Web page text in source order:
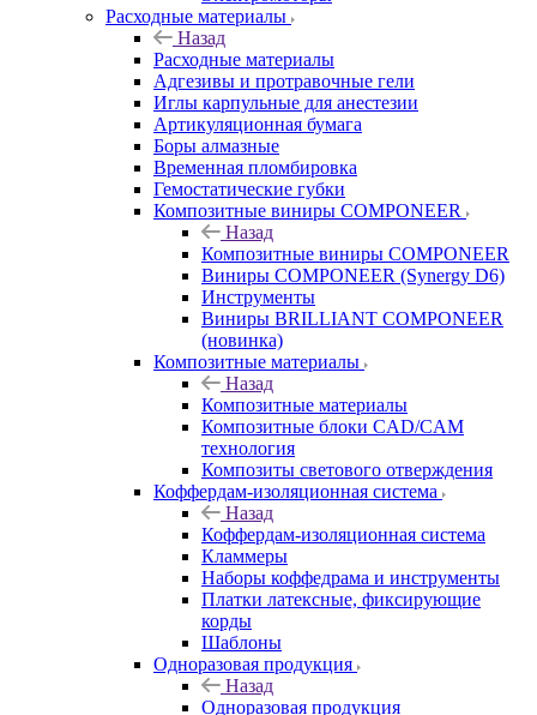
Расходные материалы
Назад
Расходные материалы
Адгезивы и протравочные гели
Иглы карпульные для анестезии
Артикуляционная бумага
Боры алмазные
Временная пломбировка
Гемостатические губки
Композитные виниры COMPONEER
Назад
Композитные виниры COMPONEER
Виниры COMPONEER (Synergy D6)
Инструменты
Виниры BRILLIANT COMPONEER
(новинка)
Композитные материалы
Назад
Композитные материалы
Композитные блоки CAD/СAM
технология
Композиты светового отверждения
Коффердам-изоляционная система
Назад
Коффердам-изоляционная система
Кламмеры
Наборы коффедрама и инструменты
Платки латексные, фиксирующие
корды
Шаблоны
Одноразовая продукция
Назад
Одноразовая продукция